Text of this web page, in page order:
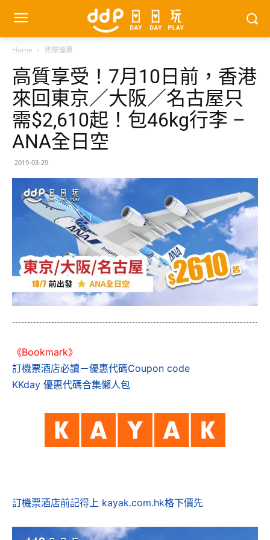
Home 熱爆優惠
高質享受！7月10日前，香港
來回東京／大阪／名古屋只
需$2,610起！包46kg行李 –
ANA全日空
2019-03-29
《Bookmark》
訂機票酒店必讀－優惠代碼Coupon code
KKday 優惠代碼合集懶人包
訂機票酒店前記得上 kayak.com.hk格下價先